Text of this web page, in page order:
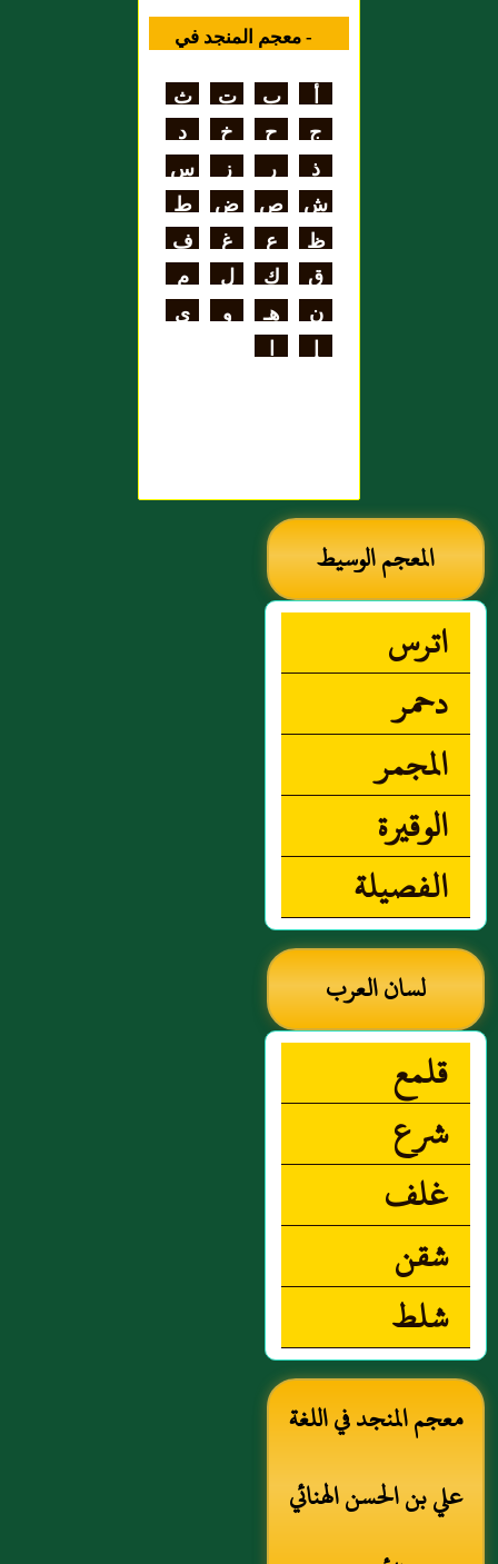
- معجم المنجد في
علي بن الحسن
الهنائي الأزدي
أ ب ت
ث
ج
ح خ
د
ذ
ر ز
س
ش ص ض
ط
ظ
ع غ
ف
ق
ك ل
م
ن
هـ و
ي
إ
ا
المعجم الوسيط
اترس
دحمر
المجمر
الوقيرة
الفصيلة
لسان العرب
قلمع
شرع
غلف
شقن
شلط
معجم المنجد في اللغة
علي بن الحسن الهنائي